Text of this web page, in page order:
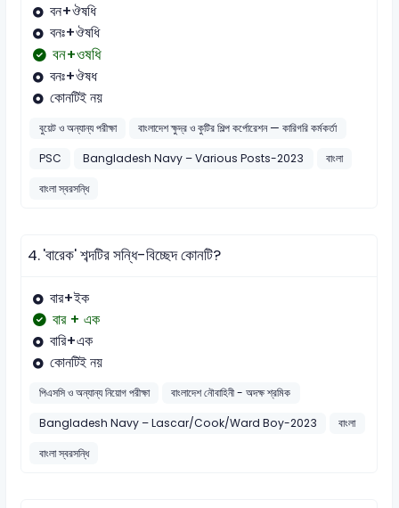
বন+ঔষধি
বনঃ+ঔষধি
বন+ওষধি
বনঃ+ঔষধ
কোনটিই নয়
বুয়েট ও অন্যান্য পরীক্ষা
বাংলাদেশ ক্ষুদ্র ও কুটির শিল্প কর্পোরেশন — কারিগরি কর্মকর্তা
PSC
Bangladesh Navy – Various Posts-2023
বাংলা
বাংলা স্বরসন্ধি
4.'বারেক' শব্দটির সন্ধি-বিচ্ছেদ কোনটি?
বার+ইক
বার + এক
বারি+এক
কোনটিই নয়
পিএসসি ও অন্যান্য নিয়োগ পরীক্ষা
বাংলাদেশ নৌবাহিনী - অদক্ষ শ্রমিক
Bangladesh Navy – Lascar/Cook/Ward Boy-2023
বাংলা
বাংলা স্বরসন্ধি